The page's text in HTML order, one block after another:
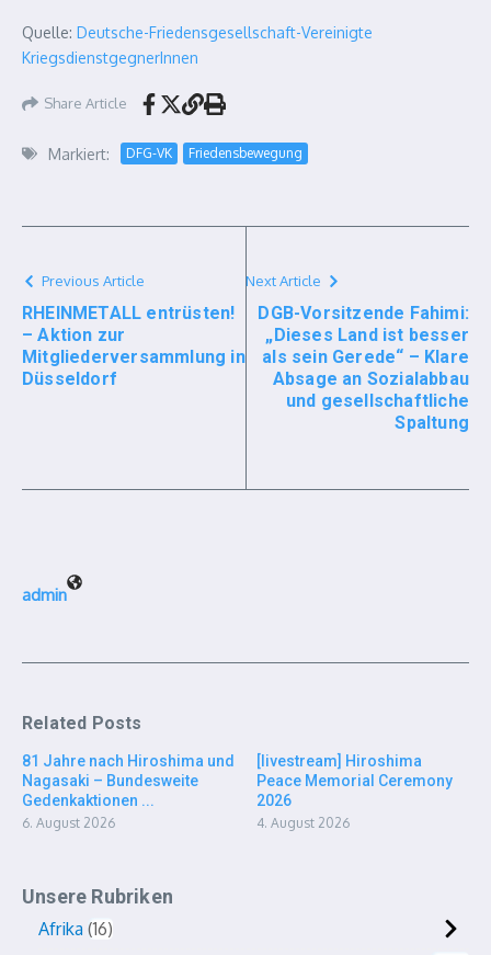
Quelle: Deutsche-Friedensgesellschaft-Vereinigte
KriegsdienstgegnerInnen
Share Article
Markiert: DFG-VK Friedensbewegung
Previous Article
RHEINMETALL entrüsten!
– Aktion zur
Mitgliederversammlung in
Düsseldorf
Next Article
DGB-Vorsitzende Fahimi:
„Dieses Land ist besser
als sein Gerede“ – Klare
Absage an Sozialabbau
und gesellschaftliche
Spaltung
admin
Related Posts
81 Jahre nach Hiroshima und
Nagasaki – Bundesweite
Gedenkaktionen ...
6. August 2026
[livestream] Hiroshima
Peace Memorial Ceremony
2026
4. August 2026
Unsere Rubriken
Afrika 16